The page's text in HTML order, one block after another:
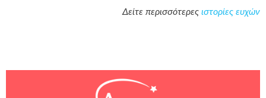
Δείτε περισσότερες ιστορίες ευχών